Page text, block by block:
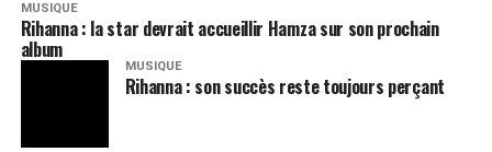
MUSIQUE
Rihanna : la star devrait accueillir Hamza sur son prochain
album
MUSIQUE
Rihanna : son succès reste toujours perçant